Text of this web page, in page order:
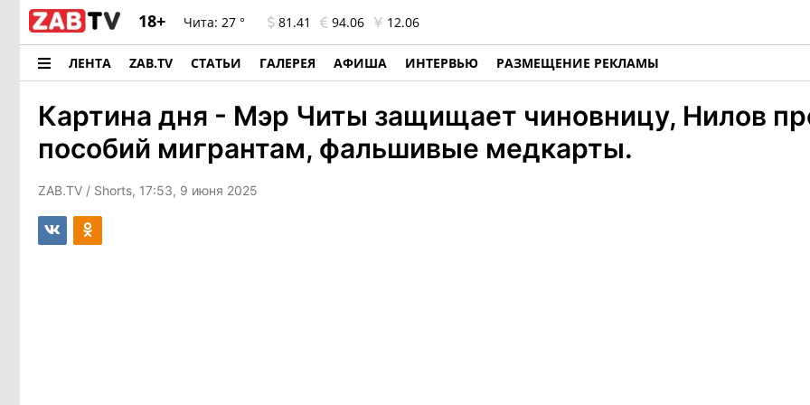
18+ Чита: 27 ° 81.41 94.06 12.06
ЛЕНТА ZAB.TV СТАТЬИ ГАЛЕРЕЯ АФИША ИНТЕРВЬЮ РАЗМЕЩЕНИЕ РЕКЛАМЫ
Картина дня - Мэр Читы защищает чиновницу, Нилов
пособий мигрантам, фальшивые медкарты.
ZAB.TV / Shorts, 17:53, 9 июня 2025